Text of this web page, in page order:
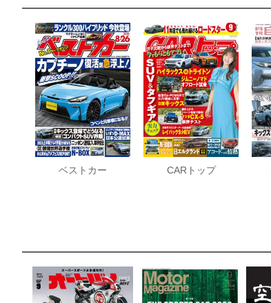
ベストカー CARトップ